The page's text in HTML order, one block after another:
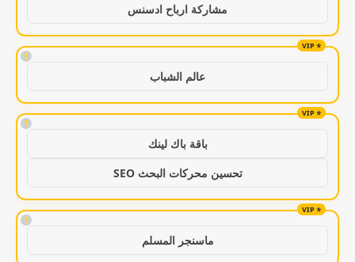
مشاركة ارباح ادسنس
!
عالم الشباب
!
باقة باك لينك
تحسين محركات البحث SEO
!
ماسنجر المسلم